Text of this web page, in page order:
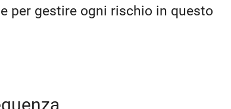
per gestire ogni rischio in questo